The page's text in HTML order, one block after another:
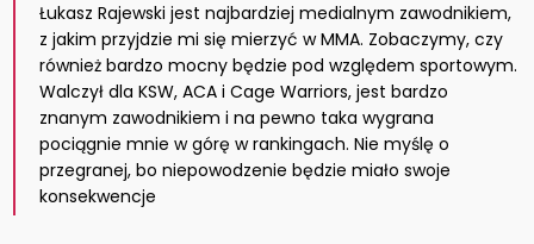
Łukasz Rajewski jest najbardziej medialnym zawodnikiem,
z jakim przyjdzie mi się mierzyć w MMA. Zobaczymy, czy
również bardzo mocny będzie pod względem sportowym.
Walczył dla KSW, ACA i Cage Warriors, jest bardzo
znanym zawodnikiem i na pewno taka wygrana
pociągnie mnie w górę w rankingach. Nie myślę o
przegranej, bo niepowodzenie będzie miało swoje
konsekwencje